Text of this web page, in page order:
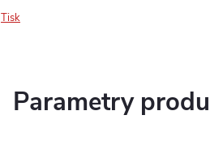
Tisk
Parametry